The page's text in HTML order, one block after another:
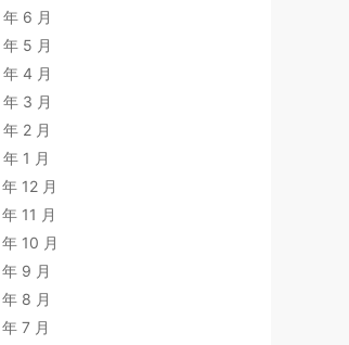
6 月
5 月
4 月
3 月
2 月
1 月
12 月
11 月
10 月
9 月
8 月
7 月